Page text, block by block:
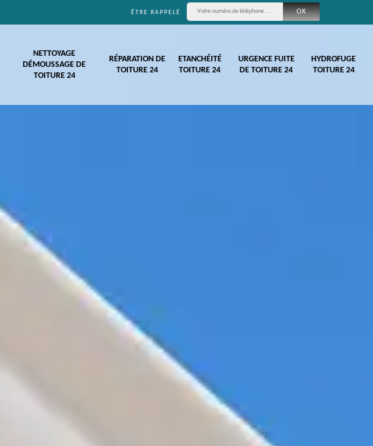
ÊTRE RAPPELÉ
NETTOYAGE
DÉMOUSSAGE DE
TOITURE 24
RÉPARATION DE
TOITURE 24
ETANCHÉITÉ
TOITURE 24
URGENCE FUITE
DE TOITURE 24
HYDROFUGE
TOITURE 24